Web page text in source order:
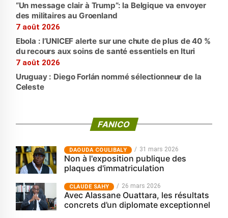
“Un message clair à Trump”: la Belgique va envoyer
des militaires au Groenland
7 août 2026
Ebola : l’UNICEF alerte sur une chute de plus de 40 %
du recours aux soins de santé essentiels en Ituri
7 août 2026
Uruguay : Diego Forlán nommé sélectionneur de la
Celeste
FANICO
‎DAOUDA COULIBALY 31 mars 2026
Non à l'exposition publique des
plaques d'immatriculation
CLAUDE SAHY 26 mars 2026
Avec Alassane Ouattara, les résultats
concrets d’un diplomate exceptionnel